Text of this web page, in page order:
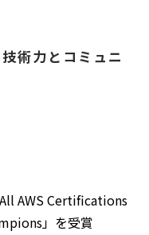
術力とコミュニ
AWS Certifications
」を受賞